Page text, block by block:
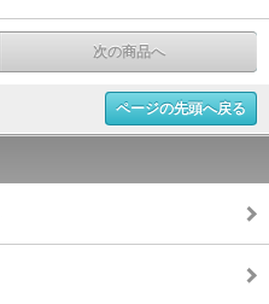
次の商品へ
ページの先頭へ戻る